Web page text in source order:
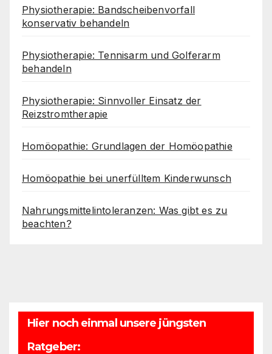
Physiotherapie: Bandscheibenvorfall
konservativ behandeln
Physiotherapie: Tennisarm und Golferarm
behandeln
Physiotherapie: Sinnvoller Einsatz der
Reizstromtherapie
Homöopathie: Grundlagen der Homöopathie
Homöopathie bei unerfülltem Kinderwunsch
Nahrungsmittelintoleranzen: Was gibt es zu
beachten?
Hier noch einmal unsere jüngsten
Ratgeber: